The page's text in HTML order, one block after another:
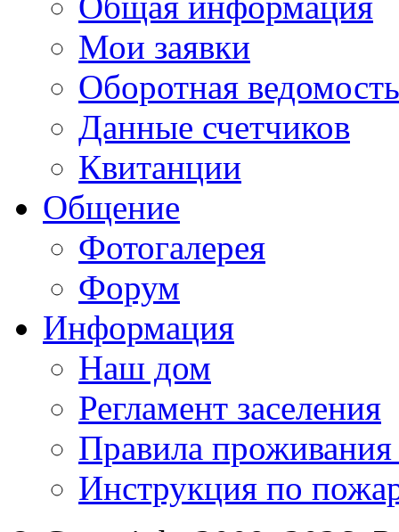
Мои заявки
Оборотная ведомость
Данные счетчиков
Квитанции
Общение
Фотогалерея
Форум
Информация
Наш дом
Регламент заселения
Правила
Инструкция по